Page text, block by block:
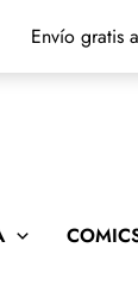
Envío gratis